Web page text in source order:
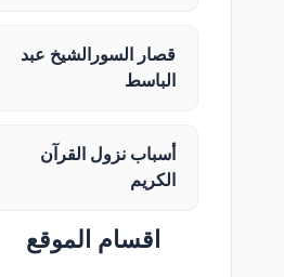
قصار السورالشيخ عبد
الباسط
أسباب نزول القرآن
الكريم
اقسام الموقع